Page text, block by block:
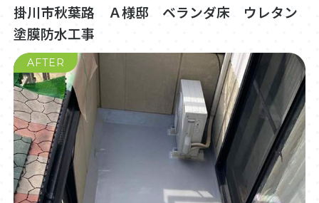
掛川市秋葉路 Ａ様邸 ベランダ床 ウレタン
塗膜防水工事
AFTER